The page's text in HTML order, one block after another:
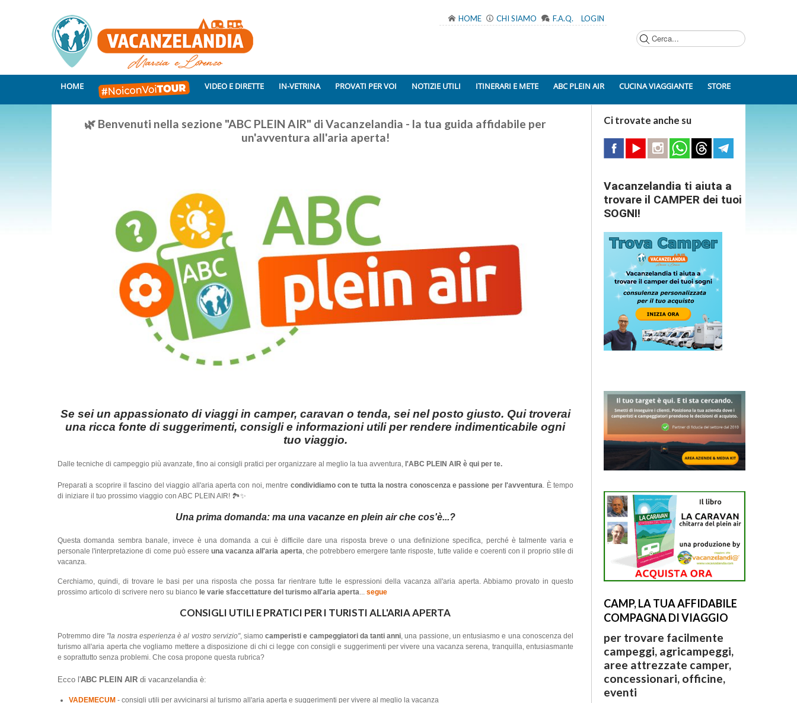
HOME CHI SIAMO F.A.Q. LOGIN
HOME VIDEO E DIRETTE IN-VETRINA PROVATI PER VOI NOTIZIE UTILI ITINERARI E METE ABC PLEIN AIR CUCINA VIAGGIANTE STORE
🌿 Benvenuti nella sezione "ABC PLEIN AIR" di Vacanzelandia - la tua guida affidabile per
un'avventura all'aria aperta!
Se sei un appassionato di viaggi in camper, caravan o tenda, sei nel posto giusto. Qui troverai
una ricca fonte di suggerimenti, consigli e informazioni utili per rendere indimenticabile ogni
tuo viaggio.
Dalle tecniche di campeggio più avanzate, fino ai consigli pratici per organizzare al meglio la tua avventura, l'ABC PLEIN AIR è qui per te.
Preparati a scoprire il fascino del viaggio all'aria aperta con noi, mentre condividiamo con te tutta la nostra conoscenza e passione per l'avventura . È tempo
di iniziare il tuo prossimo viaggio con ABC PLEIN AIR! 🏞️✨
Una prima domanda: ma una vacanze en plein air che cos'è...?
Questa domanda sembra banale, invece è una domanda a cui è difficile dare una risposta breve o una definizione specifica, perché è talmente varia e
personale l'interpretazione di come può essereuna vacanza all'aria aperta , che potrebbero emergere tante risposte, tutte valide e coerenti con il proprio stile di
vacanza.
Cerchiamo, quindi, di trovare le basi per una risposta che possa far rientrare tutte le espressioni della vacanza all'aria aperta. Abbiamo provato in questo
prossimo articolo di scrivere nero su bianco le varie sfaccettature del turismo all'aria aperta segue
CONSIGLI UTILI E PRATICI PER I TURISTI ALL'ARIA APERTA
Potremmo dire "la nostra esperienza è al vostro servizio", siamocamperisti e campeggiatori da tanti anni , una passione, un entusiasmo e una conoscenza del
turismo all'aria aperta che vogliamo mettere a disposizione di chi ci legge con consigli e suggerimenti per vivere una vacanza serena, tranquilla, entusiasmante
e soprattutto senza problemi. Che cosa propone questa rubrica?
Ecco l'ABC PLEIN AIR di vacanzelandia è:
VADEMECUM - consigli utili per avvicinarsi al turismo all'aria aperta e suggerimenti per vivere al meglio la vacanza
Ci trovate anche su
Vacanzelandia ti aiuta a
trovare il CAMPER dei tuoi
SOGNI!
CAMP, LA TUA AFFIDABILE
COMPAGNA DI VIAGGIO
per trovare facilmente
campeggi, agricampeggi,
aree attrezzate camper,
concessionari, officine,
eventi